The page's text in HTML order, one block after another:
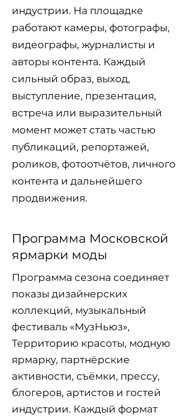
индустрии. На площадке
работают камеры, фотографы,
видеографы, журналисты и
авторы контента. Каждый
сильный образ, выход,
выступление, презентация,
встреча или выразительный
момент может стать частью
публикаций, репортажей,
роликов, фотоотчётов, личного
контента и дальнейшего
продвижения.
Программа Московской
ярмарки моды
Программа сезона соединяет
показы дизайнерских
коллекций, музыкальный
фестиваль «МузНьюз»,
Территорию красоты, модную
ярмарку, партнёрские
активности, съёмки, прессу,
блогеров, артистов и гостей
индустрии. Каждый формат